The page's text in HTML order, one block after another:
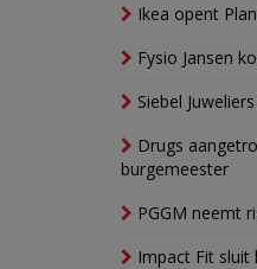
Ikea opent
Fysio Jansen
Siebel
Drugs
burgemeester
PGGM neemt
Impact Fit